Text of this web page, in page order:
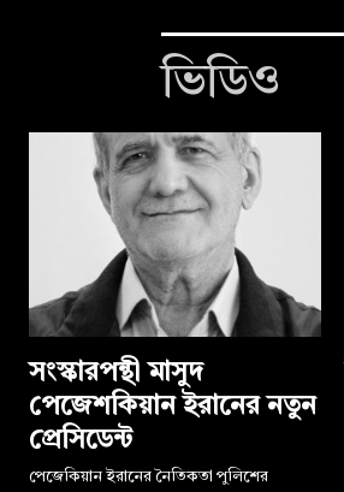
ভিডিও
সংস্কারপন্থী মাসুদ
পেজেশকিয়ান ইরানের নতুন
প্রেসিডেন্ট
পেজেকিয়ান ইরানের নৈতিকতা পুলিশের